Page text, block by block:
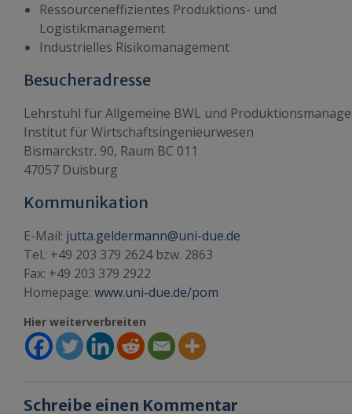
Ressourceneffizientes Produktions- und
Logistikmanagement
Industrielles Risikomanagement
Besucheradresse
Lehrstuhl für Allgemeine BWL und
Institut für Wirtschaftsingenieurwesen
Bismarckstr. 90, Raum BC 011
47057 Duisburg
Kommunikation
E-Mail: jutta.geldermann@uni-due.de
Tel.: +49 203 379 2624 bzw. 2863
Fax: +49 203 379 2922
Homepage: www.uni-due.de/pom
Hier weiterverbreiten
Schreibe einen Kommentar